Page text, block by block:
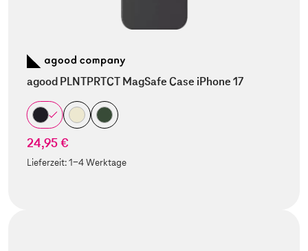
agood PLNTPRTCT MagSafe Case iPhone 17
24,95 €
Lieferzeit:1-4 Werktage